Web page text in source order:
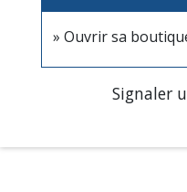
Ouvrir sa
Signaler